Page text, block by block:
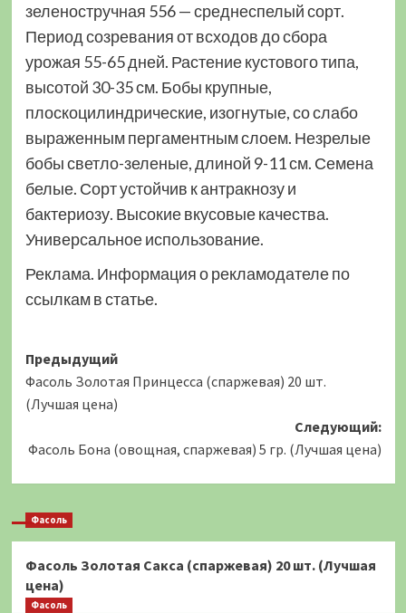
зеленостручная 556 — среднеспелый сорт.
Период созревания от всходов до сбора
урожая 55-65 дней. Растение кустового типа,
высотой 30-35 см. Бобы крупные,
плоскоцилиндрические, изогнутые, со слабо
выраженным пергаментным слоем. Незрелые
бобы светло-зеленые, длиной 9-11 см. Семена
белые. Сорт устойчив к антракнозу и
бактериозу. Высокие вкусовые качества.
Универсальное использование.
Реклама. Информация о рекламодателе по
ссылкам в статье.
Навигация
записи
Предыдущий
Фасоль Золотая Принцесса (спаржевая) 20 шт.
(Лучшая цена)
Следующий:
Фасоль Бона (овощная, спаржевая) 5 гр. (Лучшая цена)
Фасоль
Фасоль Золотая Сакса (спаржевая) 20 шт. (Лучшая
цена)
Фасоль